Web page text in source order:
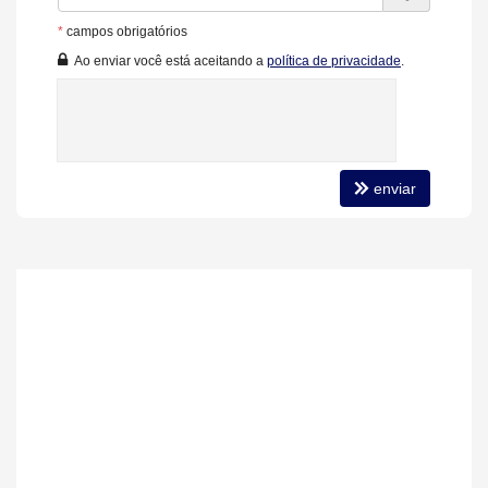
Piso Vinílico
Infra para Ar Split
Vista Livre
* campos obrigatórios
Ao enviar você está aceitando a política de privacidade
enviar